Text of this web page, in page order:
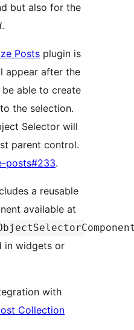
but also for the
.
Posts plugin is
appear after the
able to create
the selection.
Selector will
parent control.
posts#233.
a reusable
available at
in widgets or
with
Collection